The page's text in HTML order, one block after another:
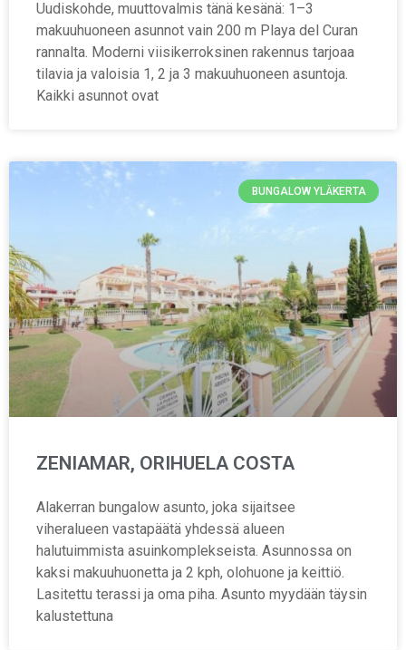
Uudiskohde, muuttovalmis tänä kesänä: 1–3
makuuhuoneen asunnot vain 200 m Playa del Curan
rannalta. Moderni viisikerroksinen rakennus tarjoaa
tilavia ja valoisia 1, 2 ja 3 makuuhuoneen asuntoja.
Kaikki asunnot ovat
BUNGALOW YLÄKERTA
ZENIAMAR, ORIHUELA COSTA
Alakerran bungalow asunto, joka sijaitsee
viheralueen vastapäätä yhdessä alueen
halutuimmista asuinkomplekseista. Asunnossa on
kaksi makuuhuonetta ja 2 kph, olohuone ja keittiö.
Lasitettu terassi ja oma piha. Asunto myydään täysin
kalustettuna